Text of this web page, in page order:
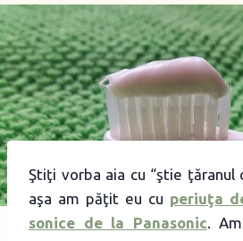
Ştiţi vorba aia cu “ştie ţăranul
aşa am păţit eu cu periuţa
sonice de la Panasonic.